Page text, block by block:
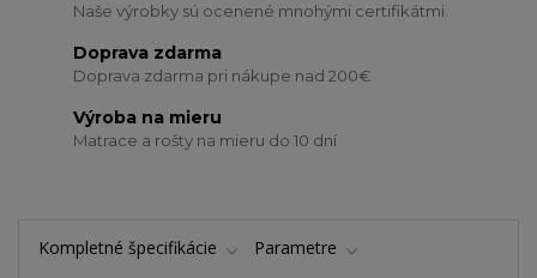
Naše výrobky sú ocenené mnohými certifikátmi.
Doprava zdarma
Doprava zdarma pri nákupe nad 200€
Výroba na mieru
Matrace a rošty na mieru do 10 dní
Kompletné špecifikácie
Parametre